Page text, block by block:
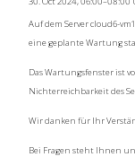
Auf dem Server cloud6-
eine geplante Wartung
Das Wartungsfenster ist
Nichterreichbarkeit des
Wir danken für Ihr
Bei Fragen steht Ihnen